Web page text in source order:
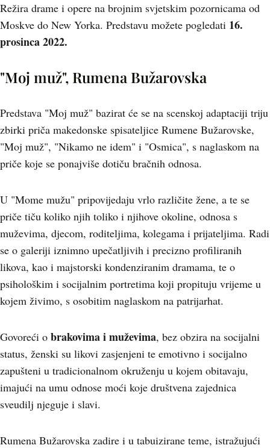
Režira drame i opere na brojnim svjetskim pozornicama od
Moskve do New Yorka. Predstavu možete pogledati 16.
prosinca 2022.
"Moj muž", Rumena Bužarovska
Predstava "Moj muž" bazirat će se na scenskoj adaptaciji triju
zbirki priča makedonske spisateljice Rumene Bužarovske,
"Moj muž", "Nikamo ne idem" i "Osmica", s naglaskom na
priče koje se ponajviše dotiču bračnih odnosa.
U "Mome mužu" pripovijedaju vrlo različite žene, a te se
priče tiču koliko njih toliko i njihove okoline, odnosa s
muževima, djecom, roditeljima, kolegama i prijateljima. Radi
se o galeriji iznimno upečatljivih i precizno profiliranih
likova, kao i majstorski kondenziranim dramama, te o
psihološkim i socijalnim portretima koji propituju vrijeme u
kojem živimo, s osobitim naglaskom na patrijarhat.
Govoreći o brakovima i muževima, bez obzira na socijalni
status, ženski su likovi zasjenjeni te emotivno i socijalno
zapušteni u tradicionalnom okruženju u kojem obitavaju,
imajući na umu odnose moći koje društvena zajednica
sveudilj njeguje i slavi.
Rumena Bužarovska zadire i u tabuizirane teme, istražujući